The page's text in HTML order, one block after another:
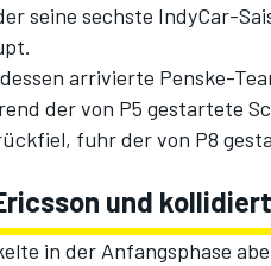
seine sechste IndyCar-
arrivierte Penske-
der von P5 gestartete
fuhr der von P8
und
in der Anfangsphase